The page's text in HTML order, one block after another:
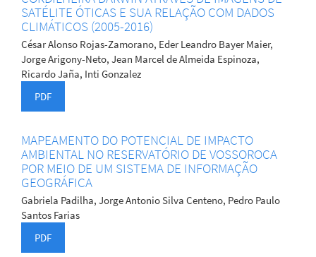
SATÉLITE ÓTICAS E SUA RELAÇÃO COM DADOS
CLIMÁTICOS (2005-2016)
César Alonso Rojas-Zamorano, Eder Leandro Bayer Maier,
Jorge Arigony-Neto, Jean Marcel de Almeida Espinoza,
Ricardo Jaña, Inti Gonzalez
PDF
MAPEAMENTO DO POTENCIAL DE IMPACTO
AMBIENTAL NO RESERVATÓRIO DE VOSSOROCA
POR MEIO DE UM SISTEMA DE INFORMAÇÃO
GEOGRÁFICA
Gabriela Padilha, Jorge Antonio Silva Centeno, Pedro Paulo
Santos Farias
PDF